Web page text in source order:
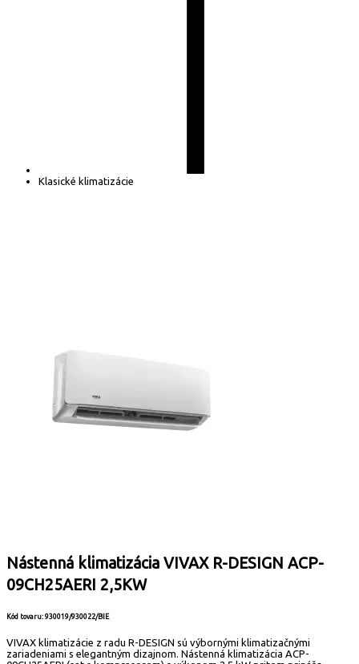
Klasické klimatizácie
Nástenná klimatizácia VIVAX R-DESIGN ACP-
09CH25AERI 2,5KW
Kód tovaru: 930019/930022/BIE
VIVAX klimatizácie z radu R-DESIGN sú výbornými klimatizačnými
zariadeniami s elegantným dizajnom. Nástenná klimatizácia ACP-